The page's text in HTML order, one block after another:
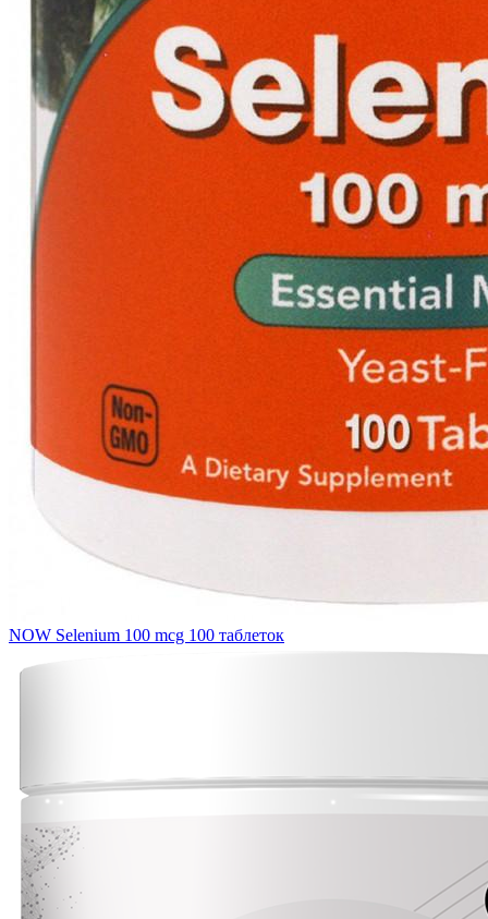
NOW Selenium 100 mcg 100 таблеток